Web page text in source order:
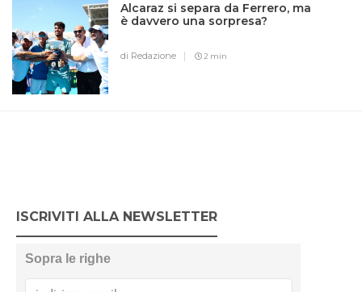
Alcaraz si separa da Ferrero, ma
è davvero una sorpresa?
di Redazione 2 min
ISCRIVITI ALLA NEWSLETTER
Sopra le righe